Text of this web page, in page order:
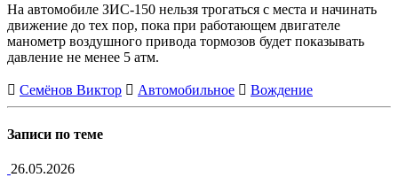
На автомобиле ЗИС-150 нельзя трогаться с места и начинать
движение до тех пор, пока при работающем двигателе
манометр воздушного привода тормозов будет показывать
давление не менее 5 атм.
Семёнов Виктор Автомобильное Вождение
Записи по теме
26.05.2026